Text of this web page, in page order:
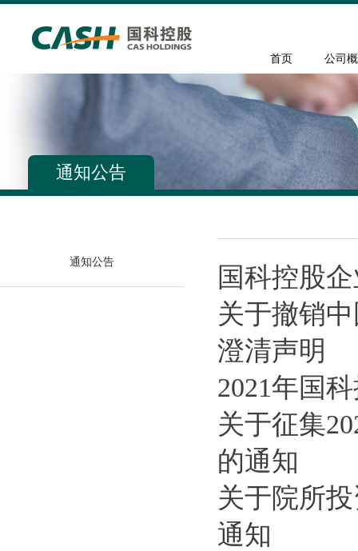
首页 公司
通知公告
通知公告
国科控股
关于撤销
澄清声明
2021年国
关于征集
的通知
关于院所
通知